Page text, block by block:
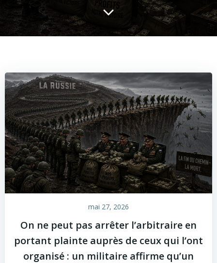
mai 27, 2026
On ne peut pas arrêter l’arbitraire en
portant plainte auprès de ceux qui l’ont
organisé : un militaire affirme qu’un